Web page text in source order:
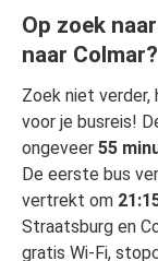
Op zoek
naar Colmar?
Zoek niet verder,
voor je busreis!
ongeveer 55
De eerste bus
vertrekt om
Straatsburg en
gratis Wi-Fi,